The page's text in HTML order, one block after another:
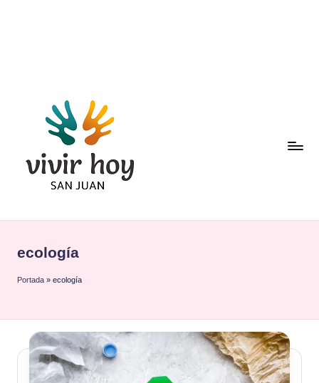
Saltar
contenido
ecología
Portada » ecología